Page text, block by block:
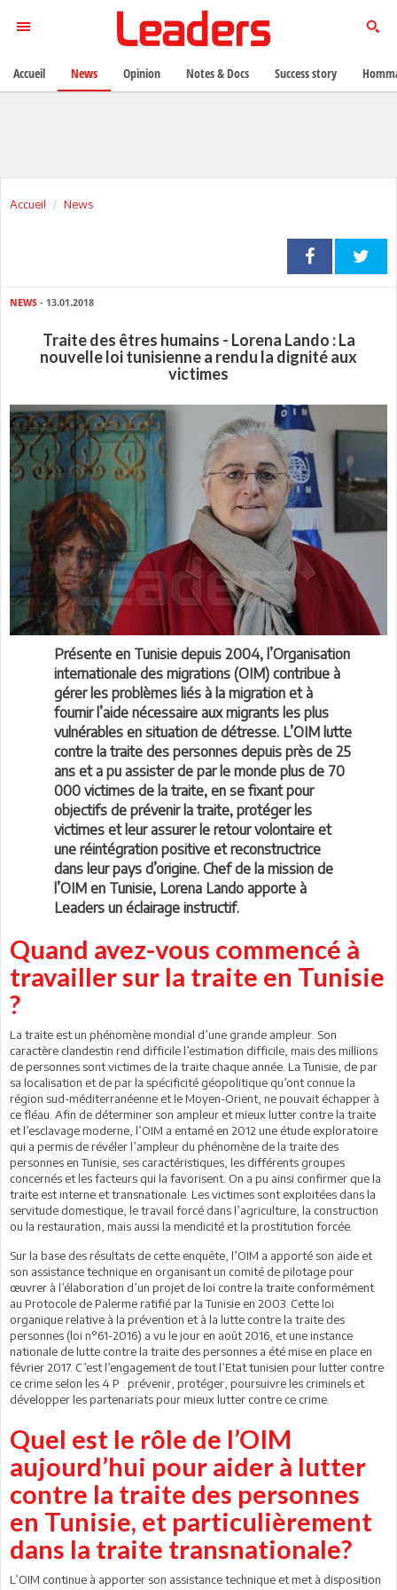
Accueil News
NEWS - 13.01.2018
Traite des êtres humains - Lorena Lando : La
nouvelle loi tunisienne a rendu la dignité aux
victimes
Présente en Tunisie depuis 2004, l’Organisation
internationale des migrations (OIM) contribue à
gérer les problèmes liés à la migration et à
fournir l’aide nécessaire aux migrants les plus
vulnérables en situation de détresse. L’OIM lutte
contre la traite des personnes depuis près de 25
ans et a pu assister de par le monde plus de 70
000 victimes de la traite, en se fixant pour
objectifs de prévenir la traite, protéger les
victimes et leur assurer le retour volontaire et
une réintégration positive et reconstructrice
dans leur pays d’origine. Chef de la mission de
l’OIM en Tunisie, Lorena Lando apporte à
Leaders un éclairage instructif.
Quand avez-vous commencé à
travailler sur la traite en Tunisie
?
La traite est un phénomène mondial d’une grande ampleur. Son
caractère clandestin rend difficile l’estimation difficile, mais des millions
de personnes sont victimes de la traite chaque année. La Tunisie, de par
sa localisation et de par la spécificité géopolitique qu’ont connue la
région sud-méditerranéenne et le Moyen-Orient, ne pouvait échapper à
ce fléau. Afin de déterminer son ampleur et mieux lutter contre la traite
et l’esclavage moderne, l’OIM a entamé en 2012 une étude exploratoire
qui a permis de révéler l’ampleur du phénomène de la traite des
personnes en Tunisie, ses caractéristiques, les différents groupes
concernés et les facteurs qui la favorisent. On a pu ainsi confirmer que la
traite est interne et transnationale. Les victimes sont exploitées dans la
servitude domestique, le travail forcé dans l’agriculture, la construction
ou la restauration, mais aussi la mendicité et la prostitution forcée.
Sur la base des résultats de cette enquête, l’OIM a apporté son aide et
son assistance technique en organisant un comité de pilotage pour
œuvrer à l’élaboration d’un projet de loi contre la traite conformément
au Protocole de Palerme ratifié par la Tunisie en 2003. Cette loi
organique relative à la prévention et à la lutte contre la traite des
personnes (loi n°61-2016) a vu le jour en août 2016, et une instance
nationale de lutte contre la traite des personnes a été mise en place en
février 2017. C’est l’engagement de tout l’Etat tunisien pour lutter contre
ce crime selon les 4 P : prévenir, protéger, poursuivre les criminels et
développer les partenariats pour mieux lutter contre ce crime.
Quel est le rôle de l’OIM
aujourd’hui pour aider à lutter
contre la traite des personnes
en Tunisie, et particulièrement
dans la traite transnationale?
L’OIM continue à apporter son assistance technique et met à disposition
Accueil News Opinion Notes & Docs Success story